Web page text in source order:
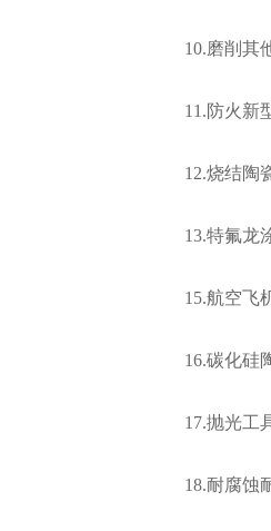
10.磨削其
11.防火新
12.烧结陶
13.特氟龙
15.航空飞
16.碳化硅
17.抛光工
18.耐腐蚀